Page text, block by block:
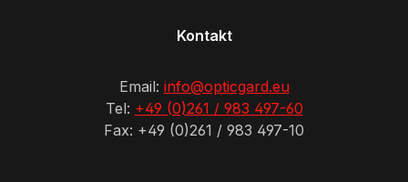
Kontakt
Email: info@opticgard.eu
Tel: +49 (0)261 / 983 497-60
Fax: +49 (0)261 / 983 497-10